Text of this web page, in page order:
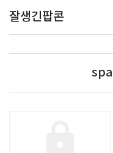
잘생긴팝콘